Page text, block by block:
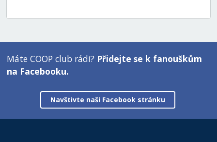
Máte COOP club rádi? Přidejte se k fanouškům
na Facebooku.
Navštivte naši Facebook stránku